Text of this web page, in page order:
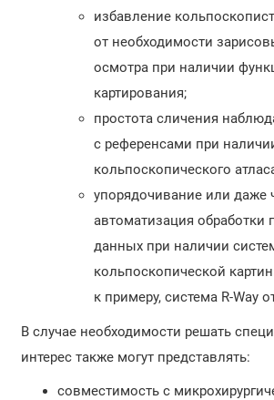
избавление
от необходимости
осмотра при наличии
картирования;
простота сличения
с референсами при
кольпоскопического
упорядочивание или даже
автоматизация обработки
данных при наличии
кольпоскопической
к примеру, система R-Way
В случае необходимости решать
интерес также могут представлять:
совместимость с